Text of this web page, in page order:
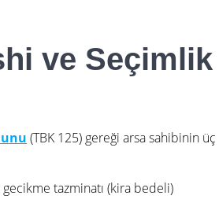
ve Seçimlik
(TBK 125) gereği arsa sahibinin üç
tazminatı (kira bedeli)